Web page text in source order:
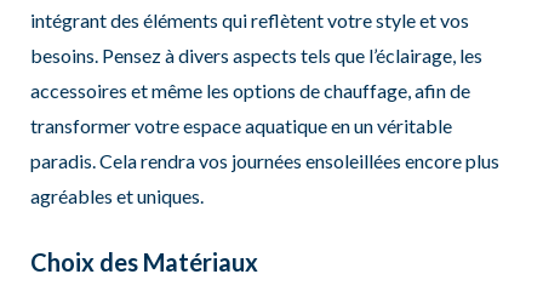
intégrant des éléments qui reflètent votre style et vos
besoins. Pensez à divers aspects tels que l’éclairage, les
accessoires et même les options de chauffage, afin de
transformer votre espace aquatique en un véritable
paradis. Cela rendra vos journées ensoleillées encore plus
agréables et uniques.
Choix des Matériaux